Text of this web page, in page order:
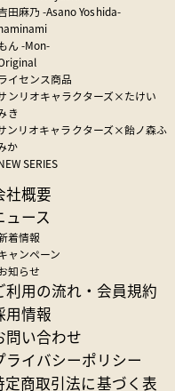
田麻乃 -Asano Yoshida-
ん -Mon-
イセンス商品
ンリオキャラクターズ×たけい
き
ンリオキャラクターズ×飴ノ森ふ
か
SERIES
社概要
ュース
着情報
ャンペーン
知らせ
利用の流れ・会員規約
用情報
問い合わせ
ライバシーポリシー
定商取引法に基づく表